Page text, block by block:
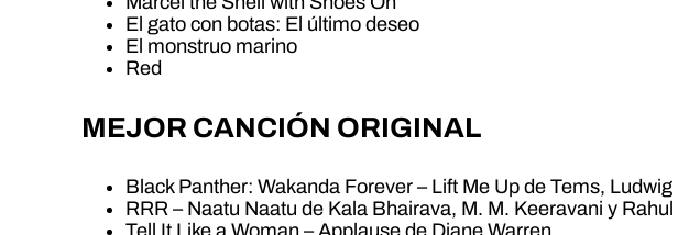
El gato con botas: El último deseo
El monstruo marino
Red
MEJOR CANCIÓN ORIGINAL
Black Panther: Wakanda Forever – Lift Me Up de Tems,
RRR – Naatu Naatu de Kala Bhairava, M. M. Keeravani y
Tell It Like a Woman – Applause de Diane Warren